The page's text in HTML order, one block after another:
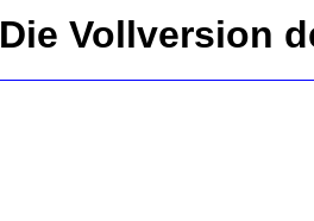
Die Vollversion